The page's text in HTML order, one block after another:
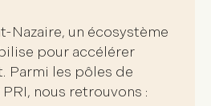
Nazaire, un écosystème
pour accélérer
. Parmi les pôles de
nous retrouvons :